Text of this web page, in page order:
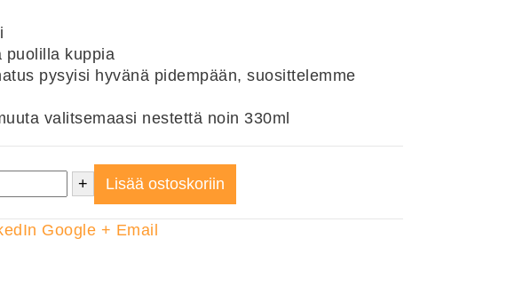
puolilla kuppia
pysyisi hyvänä pidempään, suosittelemme
valitsemaasi nestettä noin 330ml
+ Lisää ostoskoriin
Google + Email